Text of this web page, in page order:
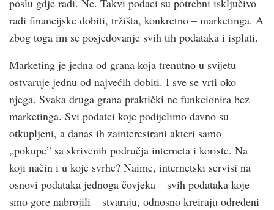
radi financijske dobiti, tržišta, konkretno – marketinga. A
zbog toga im se posjedovanje svih tih podataka i isplati.
Marketing je jedna od grana koja trenutno u svijetu
ostvaruje jednu od najvećih dobiti. I sve se vrti oko
njega. Svaka druga grana praktički ne funkcionira bez
marketinga. Svi podatci koje podijelimo davno su
otkupljeni, a danas ih zainteresirani akteri samo
„pokupe” sa skrivenih područja interneta i koriste. Na
koji način i u koje svrhe? Naime, internetski servisi na
osnovi podataka jednoga čovjeka – svih podataka koje
smo gore nabrojili – stvaraju, odnosno kreiraju određeni